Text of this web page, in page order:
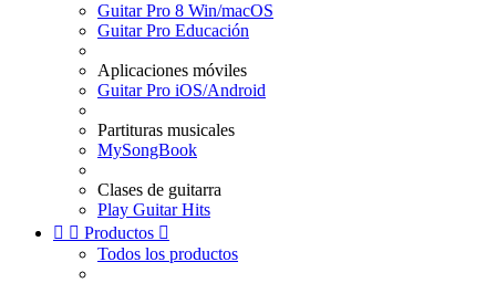
Guitar Pro 8 Win/macOS
Guitar Pro Educación
Aplicaciones móviles
Guitar Pro iOS/Android
Partituras musicales
MySongBook
Clases de guitarra
Play Guitar Hits
  Productos 
Todos los productos